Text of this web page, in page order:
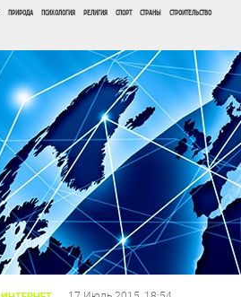
ПРИРОДА ПСИХОЛОГИЯ РЕЛИГИЯ СПОРТ СТРАНЫ СТРОИТЕЛЬСТВО